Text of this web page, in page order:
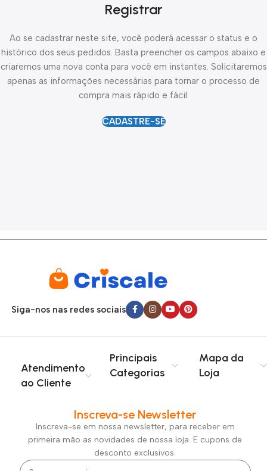
Registrar
Ao se cadastrar neste site, você poderá acessar o status e o
histórico dos seus pedidos. Basta preencher os campos abaixo e
criaremos uma nova conta para você em instantes. Solicitaremos
apenas as informações necessárias para tornar o processo de
compra mais rápido e fácil.
CADASTRE-SE
Siga-nos nas redes sociais
Atendimento
ao Cliente
Principais
Categorias
Mapa da
Loja
Inscreva-se Newsletter
Inscreva-se em nossa newsletter, para receber em
primeira mão as novidades de nossa loja. E cupons de
desconto exclusivos.